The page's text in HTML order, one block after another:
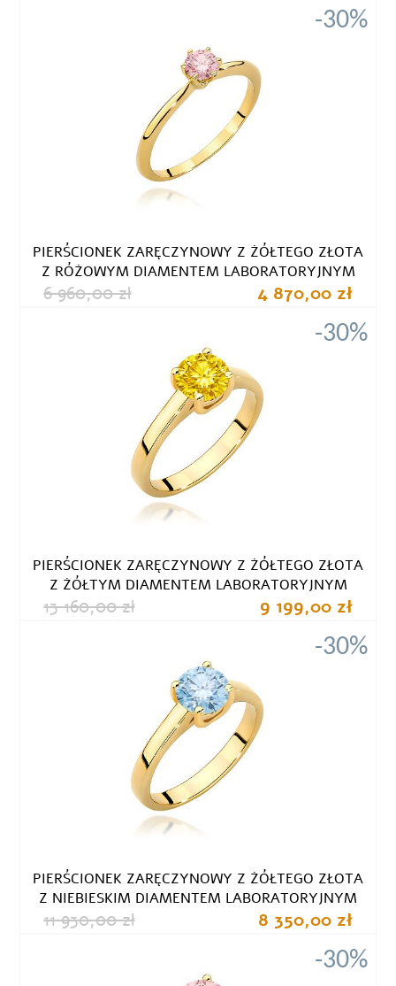
-30%
PIERŚCIONEK ZARĘCZYNOWY Z ŻÓŁTEGO ZŁOTA
Z RÓŻOWYM DIAMENTEM LABORATORYJNYM
6 960,00 zł 4 870,00 zł
-30%
PIERŚCIONEK ZARĘCZYNOWY Z ŻÓŁTEGO ZŁOTA
Z ŻÓŁTYM DIAMENTEM LABORATORYJNYM
13 160,00 zł 9 199,00 zł
-30%
PIERŚCIONEK ZARĘCZYNOWY Z ŻÓŁTEGO ZŁOTA
Z NIEBIESKIM DIAMENTEM LABORATORYJNYM
11 930,00 zł 8 350,00 zł
-30%